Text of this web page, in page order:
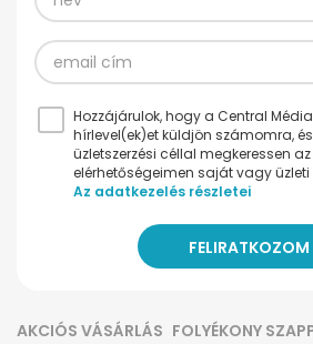
Hozzájárulok, hogy a Central
hírlevel(ek)et küldjön számomra,
üzletszerzési céllal megkeressen
elérhetőségeimen saját vagy
Az adatkezelés részletei
AKCIÓS VÁSÁRLÁS FOLYÉKONY